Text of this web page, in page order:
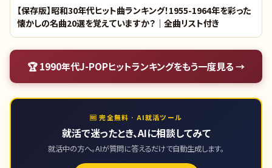
【保存版】昭和30年代ヒット曲ランキング！1955-1964年を彩った
懐かしの名曲20選を覚えていますか？｜全曲リスト付き
🏆1990年代J-POPヒットランキングをもう一度見る →
🆓 完全無料 · AI就活ツール
就活で迷ったとき、AIに相談してみて
就活中の方へ。AIが質問に答えるだけで自動生成します。